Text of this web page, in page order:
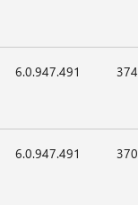
6.0.947.491
6.0.947.491